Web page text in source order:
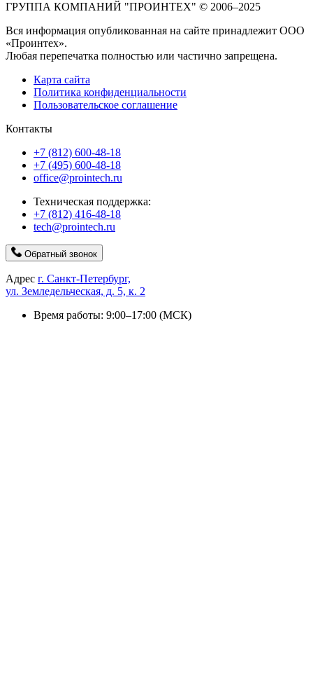
ГРУППА КОМПАНИЙ "ПРОИНТЕХ" © 2006–2025
Вся информация опубликованная на сайте принадлежит ООО
«Проинтех».
Любая перепечатка полностью или частично запрещена.
Карта сайта
Политика конфиденциальности
Пользовательское соглашение
Контакты
+7 (812) 600-48-18
+7 (495) 600-48-18
office@prointech.ru
Техническая поддержка:
+7 (812) 416-48-18
tech@prointech.ru
Обратный звонок
Адрес г. Санкт-Петербург,
ул. Земледельческая, д. 5, к. 2
Время работы: 9:00–17:00 (МСК)